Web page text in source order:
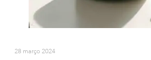
28 março 2024